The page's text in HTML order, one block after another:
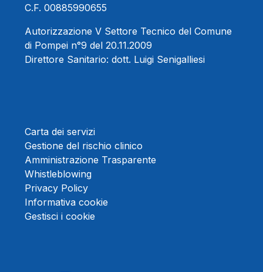
C.F. 00885990655
Autorizzazione V Settore Tecnico del Comune
di Pompei n°9 del 20.11.2009
Direttore Sanitario: dott. Luigi Senigalliesi
Carta dei servizi
Gestione del rischio clinico
Amministrazione Trasparente
Whistleblowing
Privacy Policy
Informativa cookie
Gestisci i cookie